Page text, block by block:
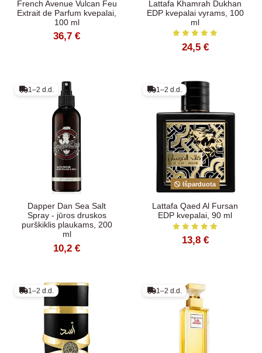
French Avenue Vulcan Feu
Extrait de Parfum kvepalai,
100 ml
36,7 €
Lattafa Khamrah Dukhan
EDP kvepalai vyrams, 100
ml
24,5 €
1–2 d.d.
Dapper Dan Sea Salt
Spray - jūros druskos
purškiklis plaukams, 200
ml
10,2 €
1–2 d.d.
Išparduota
Lattafa Qaed Al Fursan
EDP kvepalai, 90 ml
13,8 €
1–2 d.d. 1–2 d.d.